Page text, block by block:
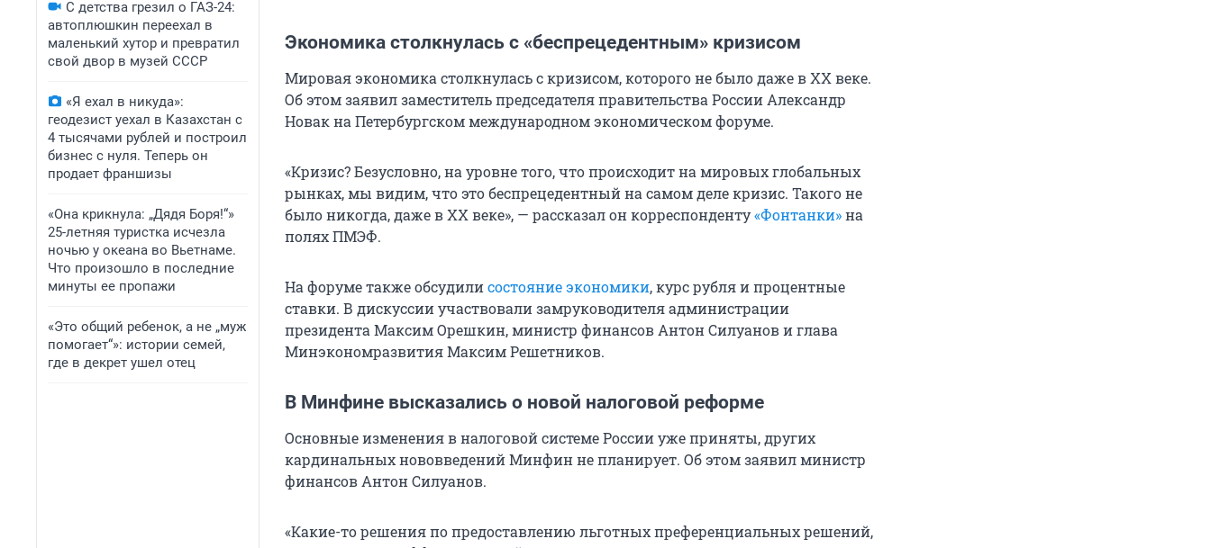
С детства грезил о ГАЗ-24:
автоплюшкин переехал в
маленький хутор и превратил
свой двор в музей СССР
«Я ехал в никуда»:
геодезист уехал в Казахстан с
4 тысячами рублей и построил
бизнес с нуля. Теперь он
продает франшизы
«Она крикнула: „Дядя Боря!“»
25-летняя туристка исчезла
ночью у океана во Вьетнаме.
Что произошло в последние
минуты ее пропажи
«Это общий ребенок, а не „муж
помогает“»: истории семей,
где в декрет ушел отец
Экономика столкнулась с «беспрецедентным» кризисом
Мировая экономика столкнулась с кризисом, которого не было даже в XX веке.
Об этом заявил заместитель председателя правительства России Александр
Новак на Петербургском международном экономическом форуме.
«Кризис? Безусловно, на уровне того, что происходит на мировых глобальных
рынках, мы видим, что это беспрецедентный на самом деле кризис. Такого не
было никогда, даже вXX веке», — рассказал он корреспонденту«Фонтанки»на
полях ПМЭФ.
На форуме также обсудилисостояние экономики, курс рубля и процентные
ставки. В дискуссии участвовали замруководителя администрации
президента Максим Орешкин, министр финансов Антон Силуанов и глава
Минэкономразвития Максим Решетников.
В Минфине высказались о новой налоговой реформе
Основные изменения в налоговой системе России уже приняты, других
кардинальных нововведений Минфин не планирует. Об этом заявил министр
финансов Антон Силуанов.
«Какие-то решения по предоставлению льготных преференциальных решений,